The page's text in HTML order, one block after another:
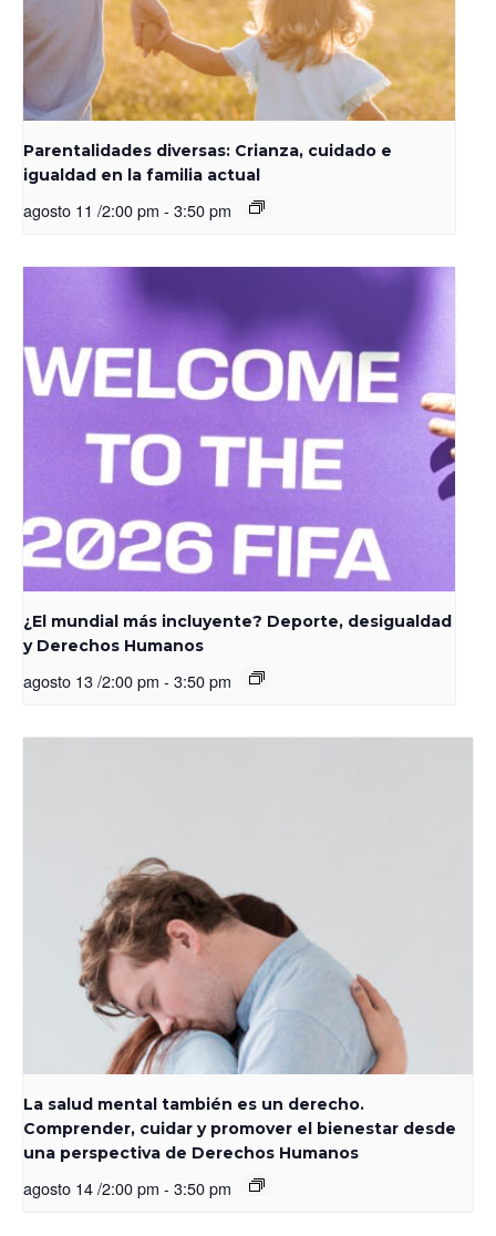
Parentalidades diversas: Crianza, cuidado e
igualdad en la familia actual
agosto 11 /2:00 pm - 3:50 pm
¿El mundial más incluyente? Deporte, desigualdad
y Derechos Humanos
agosto 13 /2:00 pm - 3:50 pm
La salud mental también es un derecho.
Comprender, cuidar y promover el bienestar desde
una perspectiva de Derechos Humanos
agosto 14 /2:00 pm - 3:50 pm